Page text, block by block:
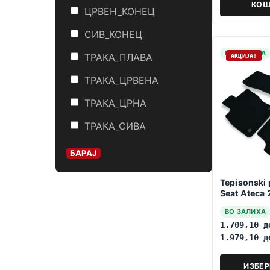
ЦРВЕН_КОНЕЦ
СИВ_КОНЕЦ
ТРАКА_ПЛАВА
ТРАКА_ЦРВЕНА
ТРАКА_ЦРНА
ТРАКА_СИВА
БАРАЈ
НА ЗАЛИХА
АКЦИЈА!
Tepisonski
Seat Ateca
ВО ЗАЛИХА
1.709,10
1.979,10